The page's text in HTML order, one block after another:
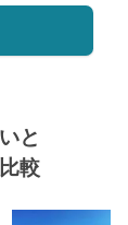
と
較